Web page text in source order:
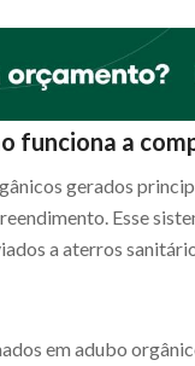
funciona a
gerados
Esse
a aterros
em adubo